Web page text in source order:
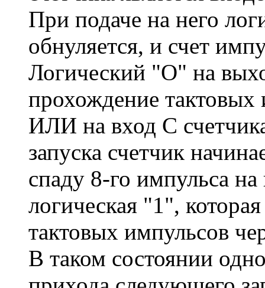
При подаче на него
обнуляется, и счет
Логический "О" на
прохождение тактовых
ИЛИ на вход С
запуска счетчик
спаду 8-го импульса
логическая "1",
тактовых импульсов
В таком состоянии